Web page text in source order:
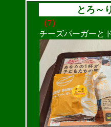
とろ～
（7）
チーズバーガーと